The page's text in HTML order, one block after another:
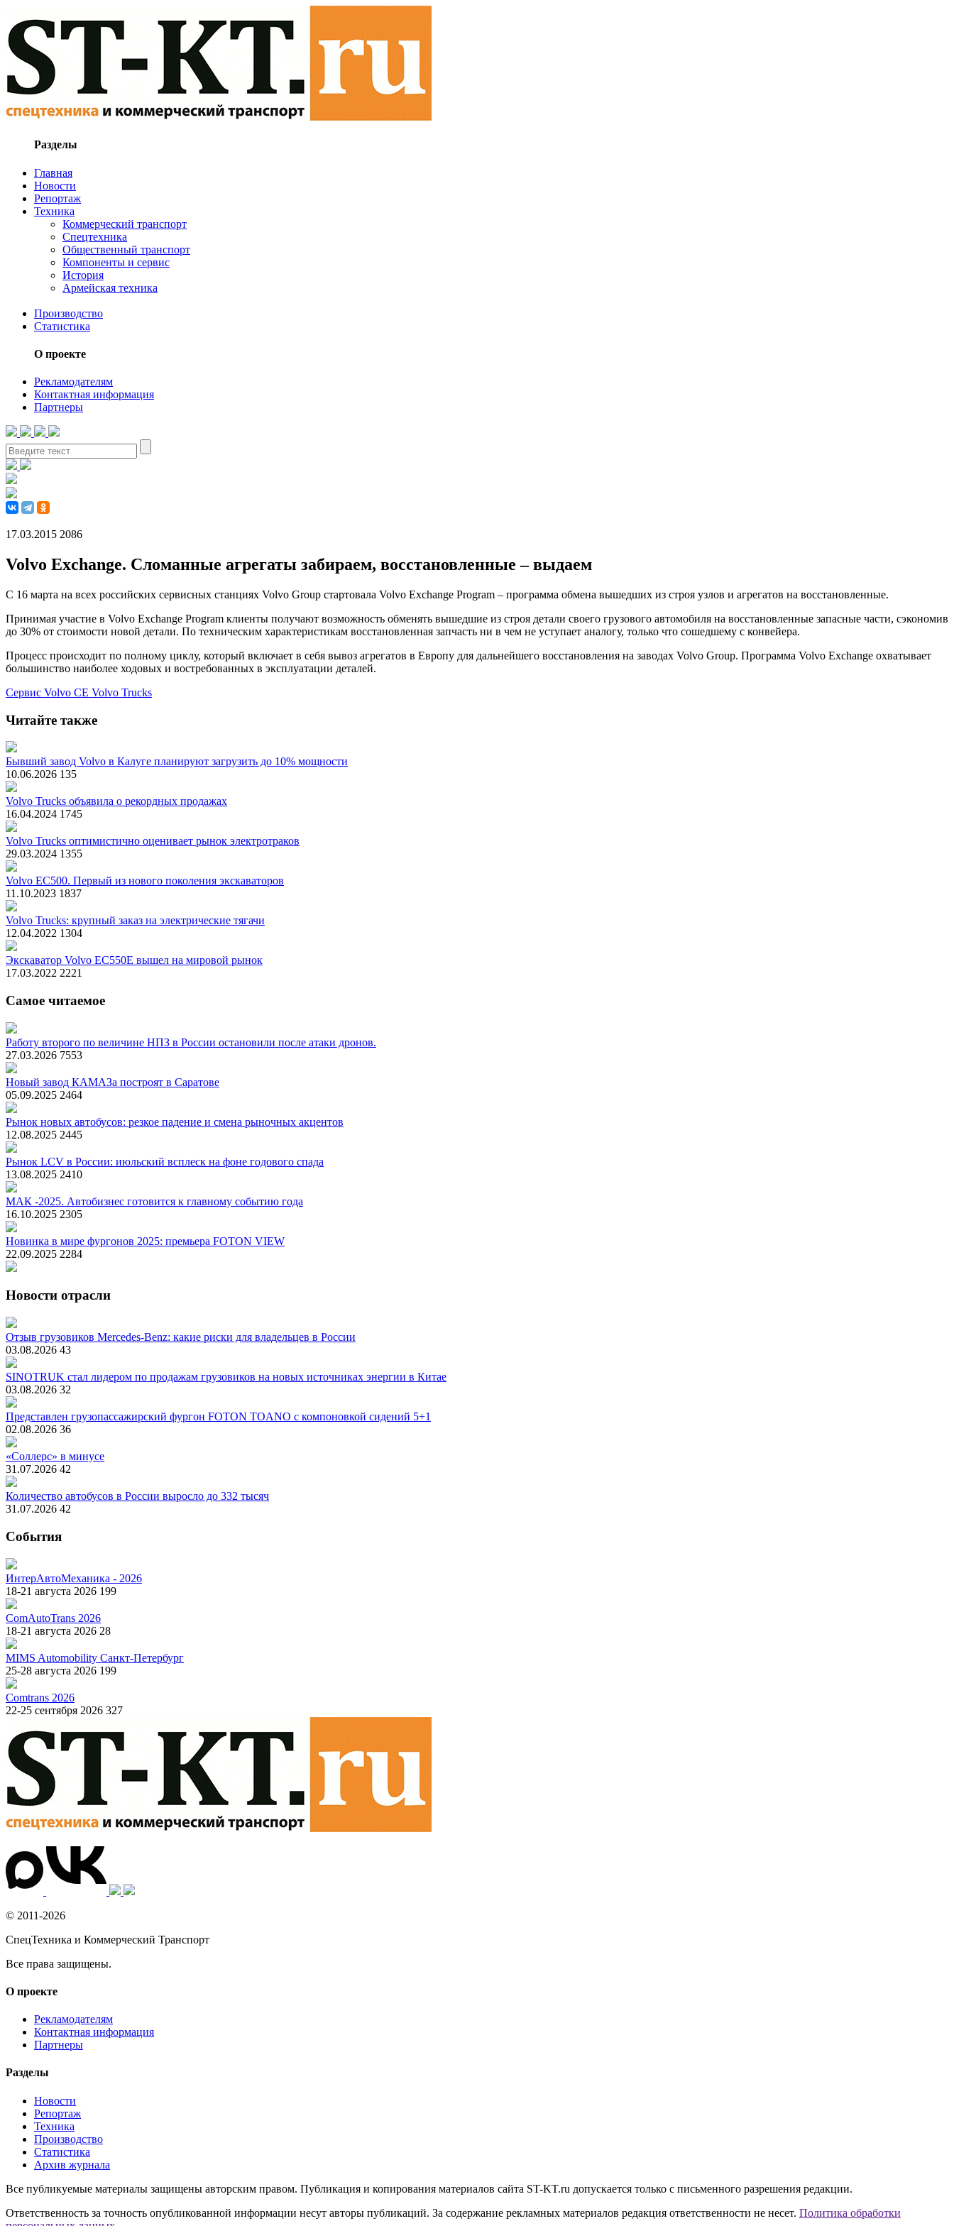
Разделы
Главная
Новости
Репортаж
Техника
Коммерческий транспорт
Спецтехника
Общественный транспорт
Компоненты и сервис
История
Армейская техника
Производство
Статистика
О проекте
Рекламодателям
Контактная информация
Партнеры
17.03.2015 2086
Volvo Exchange. Сломанные агрегаты забираем, восстановленные – выдаем
С 16 марта на всех российских сервисных станциях Volvo Group стартовала Volvo Exchange Program – программа обмена вышедших из строя узлов и агрегатов на восстановленные.
Принимая участие в Volvo Exchange Program клиенты получают возможность обменять вышедшие из строя детали своего грузового автомобиля на восстановленные запасные части, сэкономив
до 30% от стоимости новой детали. По техническим характеристикам восстановленная запчасть ни в чем не уступает аналогу, только что сошедшему с конвейера.
Процесс происходит по полному циклу, который включает в себя вывоз агрегатов в Европу для дальнейшего восстановления на заводах Volvo Group. Программа Volvo Exchange охватывает
большинство наиболее ходовых и востребованных в эксплуатации деталей.
Сервис Volvo CE Volvo Trucks
Читайте также
Бывший завод Volvo в Калуге планируют загрузить до 10% мощности
10.06.2026 135
Volvo Trucks объявила о рекордных продажах
16.04.2024 1745
Volvo Trucks оптимистично оценивает рынок электротраков
29.03.2024 1355
Volvo EC500. Первый из нового поколения экскаваторов
11.10.2023 1837
Volvo Trucks: крупный заказ на электрические тягачи
12.04.2022 1304
Экскаватор Volvo EC550E вышел на мировой рынок
17.03.2022 2221
Самое читаемое
Работу второго по величине НПЗ в России остановили после атаки дронов.
27.03.2026 7553
Новый завод КАМАЗа построят в Саратове
05.09.2025 2464
Рынок новых автобусов: резкое падение и смена рыночных акцентов
12.08.2025 2445
Рынок LCV в России: июльский всплеск на фоне годового спада
13.08.2025 2410
МАК -2025. Автобизнес готовится к главному событию года
16.10.2025 2305
Новинка в мире фургонов 2025: премьера FOTON VIEW
22.09.2025 2284
Новости отрасли
Отзыв грузовиков Mercedes-Benz: какие риски для владельцев в России
03.08.2026 43
SINOTRUK стал лидером по продажам грузовиков на новых источниках энергии в Китае
03.08.2026 32
Представлен грузопассажирский фургон FOTON TOANO с компоновкой сидений 5+1
02.08.2026 36
«Соллерс» в минусе
31.07.2026 42
Количество автобусов в России выросло до 332 тысяч
31.07.2026 42
События
ИнтерАвтоМеханика - 2026
18-21 августа 2026 199
ComAutoTrans 2026
18-21 августа 2026 28
MIMS Automobility Санкт-Петербург
25-28 августа 2026 199
Comtrans 2026
22-25 сентября 2026 327
© 2011-2026
СпецТехника и Коммерческий Транспорт
Все права защищены.
О проекте
Рекламодателям
Контактная информация
Партнеры
Разделы
Новости
Репортаж
Техника
Производство
Статистика
Архив журнала
Все публикуемые материалы защищены авторским правом. Публикация и копирования материалов сайта ST-KT.ru допускается только с письменного разрешения редакции.
Ответственность за точность опубликованной информации несут авторы публикаций. За содержание рекламных материалов редакция ответственности не несет. Политика обработки